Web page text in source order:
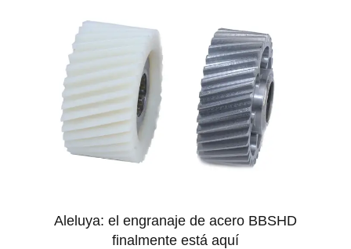
Aleluya: el engranaje de acero BBSHD
finalmente está aquí